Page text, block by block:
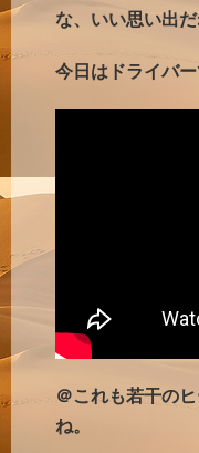
な、いい思い出だ
今日はドライバー
＠これも若干の
ね。